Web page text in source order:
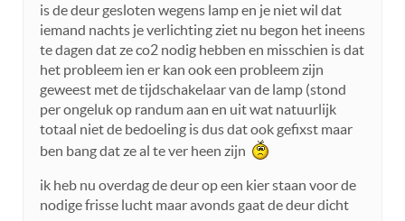
is de deur gesloten wegens lamp en je niet wil dat
iemand nachts je verlichting ziet nu begon het ineens
te dagen dat ze co2 nodig hebben en misschien is dat
het probleem ien er kan ook een probleem zijn
geweest met de tijdschakelaar van de lamp (stond
per ongeluk op randum aan en uit wat natuurlijk
totaal niet de bedoeling is dus dat ook gefixst maar
ben bang dat ze al te ver heen zijn
ik heb nu overdag de deur op een kier staan voor de
nodige frisse lucht maar avonds gaat de deur dicht